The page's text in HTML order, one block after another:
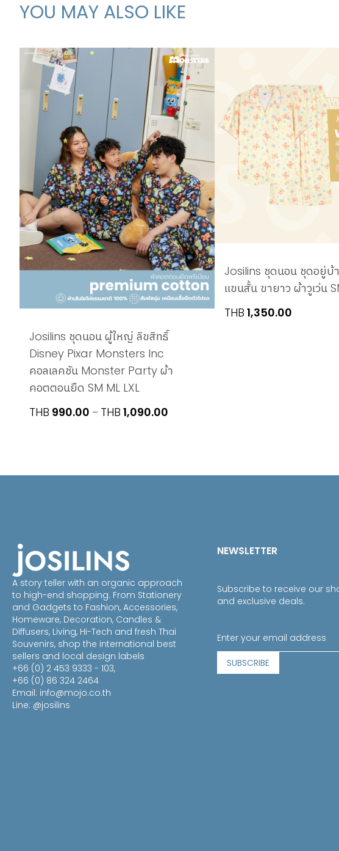
YOU MAY ALSO LIKE
Josilins ชุดนอน ผู้ใหญ่ ลิขสิทธิ์
Disney Pixar Monsters Inc
คอลเลคชัน Monster Party ผ้า
คอตตอนยืด SM ML LXL
THB 990.00 – THB 1,090.00
Josilins ชุดนอน ชุดอยู่บ้
แขนสั้น ขายาว ผ้าวูเว่น
THB 1,350.00
A story teller with an organic approach
to high-end shopping. From Stationery
and Gadgets to Fashion, Accessories,
Homeware, Decoration, Candles &
Diffusers, Living, Hi-Tech and fresh Thai
Souvenirs, shop the international best
sellers and local design labels
+66 (0) 2 453 9333 - 103,
+66 (0) 86 324 2464
Email: info@mojo.co.th
Line: @josilins
NEWSLETTER
Subscribe to receive our
and exclusive deals.
SUBSCRIBE